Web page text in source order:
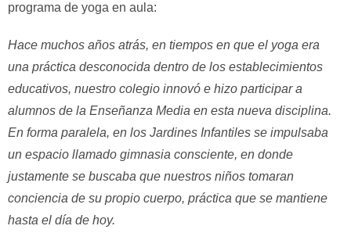
programa de yoga en aula:
Hace muchos años atrás, en tiempos en que el yoga era
una práctica desconocida dentro de los establecimientos
educativos, nuestro colegio innovó e hizo participar a
alumnos de la Enseñanza Media en esta nueva disciplina.
En forma paralela, en los Jardines Infantiles se impulsaba
un espacio llamado gimnasia consciente, en donde
justamente se buscaba que nuestros niños tomaran
conciencia de su propio cuerpo, práctica que se mantiene
hasta el día de hoy.